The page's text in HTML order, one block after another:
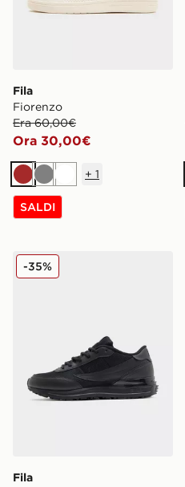
Fila
Fiorenzo
Era 60,00€
Ora 30,00€
Marrone
GrigioBianco
+ 1
SALDI
Fila Valado ADV 2
Fila
-35%